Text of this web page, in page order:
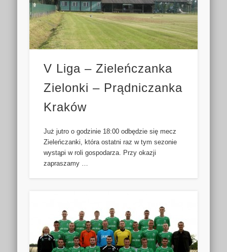
V Liga – Zieleńczanka
Zielonki – Prądniczanka
Kraków
Już jutro o godzinie 18:00 odbędzie się mecz
Zieleńczanki, która ostatni raz w tym sezonie
wystąpi w roli gospodarza. Przy okazji
zapraszamy …